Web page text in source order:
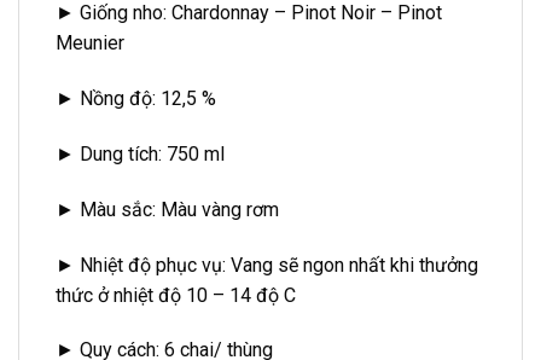
► Giống nho: Chardonnay – Pinot Noir – Pinot
Meunier
► Nồng độ: 12,5 %
► Dung tích: 750 ml
► Màu sắc: Màu vàng rơm
► Nhiệt độ phục vụ: Vang sẽ ngon nhất khi thưởng
thức ở nhiệt độ 10 – 14 độ C
► Quy cách: 6 chai/ thùng